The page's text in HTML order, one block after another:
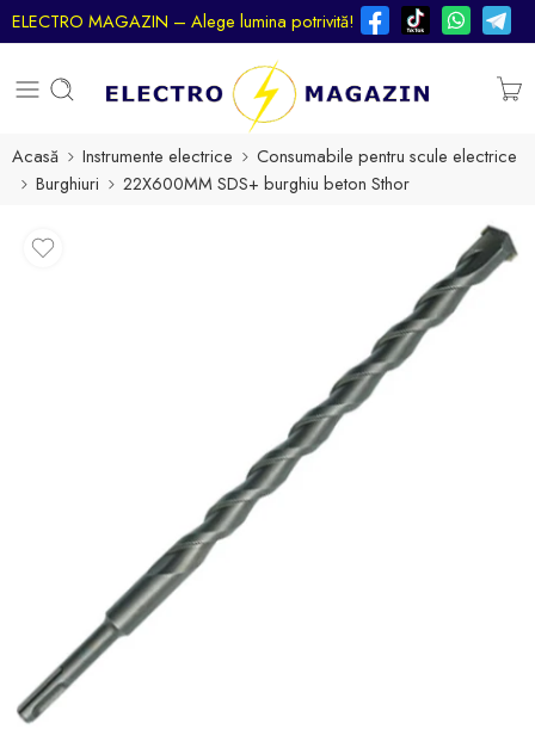
ELECTRO MAGAZIN – Alege lumina potrivită!
Acasă Instrumente electrice
Consumabile pentru scule electrice
Burghiuri
22X600MM SDS+ burghiu beton Sthor